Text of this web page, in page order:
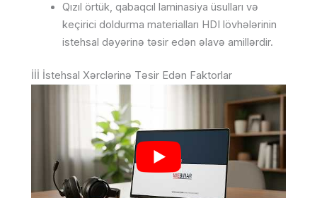
Qızıl örtük, qabaqcıl laminasiya üsulları və
keçirici doldurma materialları HDI lövhələrinin
istehsal dəyərinə təsir edən əlavə amillərdir.
İİİ İstehsal Xərclərinə Təsir Edən Faktorlar